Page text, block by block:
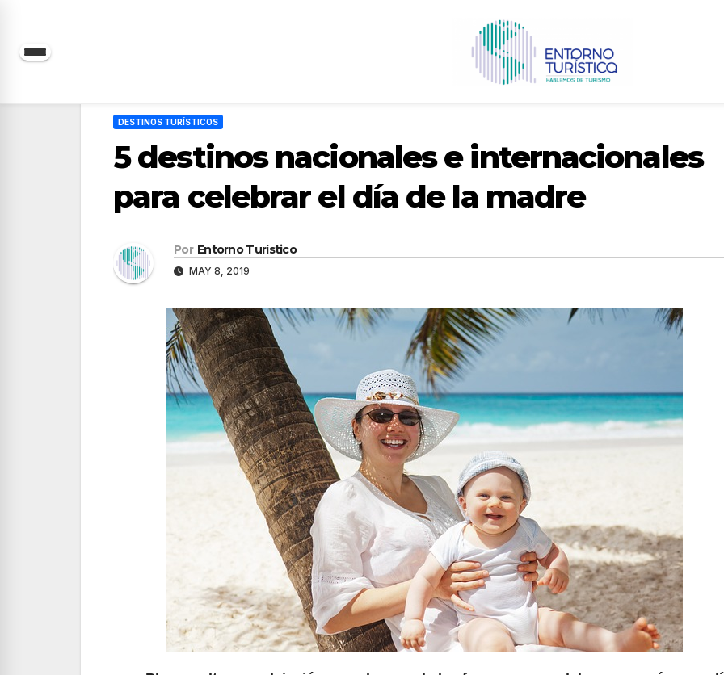
Saltar
DESTINOS TURÍSTICOS
5 destinos nacionales e internacionales
para celebrar el día de la madre
Por Entorno Turístico
MAY 8, 2019